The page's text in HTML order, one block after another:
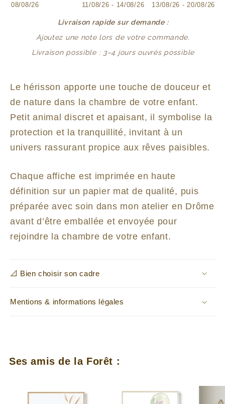
08/08/26 11/08/26 - 14/08/26 13/08/26 - 20/08/26
Livraison rapide sur demande :
Ajoutez une note lors de votre commande.
Livraison possible : 3–4 jours ouvrés possible
Le hérisson apporte une touche de douceur et
de nature dans la chambre de votre enfant.
Petit animal discret et apaisant, il symbolise la
protection et la tranquillité, invitant à un
univers rassurant propice aux rêves paisibles.
Chaque affiche est imprimée en haute
définition sur un papier mat de qualité, puis
préparée avec soin dans mon atelier en Drôme
avant d’être emballée et envoyée pour
rejoindre la chambre de votre enfant.
📐 Bien choisir son cadre
Mentions & informations légales
Ses amis de la Forêt :